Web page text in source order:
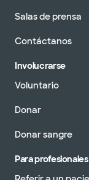
Salas de prensa
Contáctanos
Involucrarse
Voluntario
Donar
Donar sangre
Para